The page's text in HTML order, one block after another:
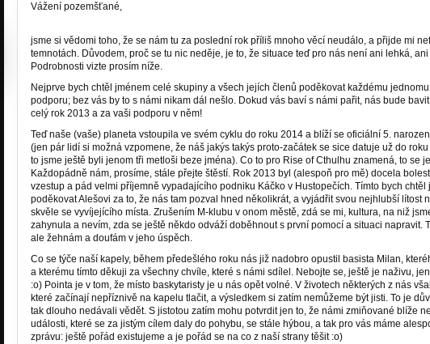
Vážení pozemšťané,
jsme si vědomi toho, že se nám tu za poslední rok příliš mnoho věcí neudálo, a přijde mi
temnotách. Důvodem, proč se tu nic neděje, je to, že situace teď pro nás není ani lehká,
Podrobnosti vizte prosím níže.
Nejprve bych chtěl jménem celé skupiny a všech jejích členů poděkovat každému
podporu; bez vás by to s námi nikam dál nešlo. Dokud vás baví s námi pařit, nás bude
celý rok 2013 a za vaši podporu v něm!
Teď naše (vaše) planeta vstoupila ve svém cyklu do roku 2014 a blíží se oficiální 5.
(jen pár lidí si možná vzpomene, že náš jakýs takýs proto-začátek se sice datuje už do
to jsme ještě byli jenom tři metloši beze jména). Co to pro Rise of Cthulhu znamená, to se
Každopádně nám, prosíme, stále přejte štěstí. Rok 2013 byl (alespoň pro mě) docela
vzestup a pád velmi příjemně vypadajícího podniku Káčko v Hustopečích. Tímto bych chtěl
poděkovat Alešovi za to, že nás tam pozval hned několikrát, a vyjádřit svou nejhlubší lítost
skvěle se vyvíjejícího místa. Zrušením M-klubu v onom městě, zdá se mi, kultura, na niž
zahynula a nevím, zda se ještě někdo odváží doběhnout s první pomocí a situaci napravit.
ale žehnám a doufám v jeho úspěch.
Co se týče naší kapely, během předešlého roku nás již nadobro opustil basista Milan,
a kterému tímto děkuji za všechny chvíle, které s námi sdílel. Nebojte se, ještě je naživu,
:o) Pointa je v tom, že místo baskytaristy je u nás opět volné. V životech některých z nás
které začínají nepříznivě na kapelu tlačit, a výsledkem si zatím nemůžeme být jisti. To je
tak dlouho nedávali vědět. S jistotou zatím mohu potvrdit jen to, že námi zmiňované blíže
události, které se za jistým cílem daly do pohybu, se stále hýbou, a tak pro vás máme
zprávu: ještě pořád existujeme a je pořád se na co z naší strany těšit :o)